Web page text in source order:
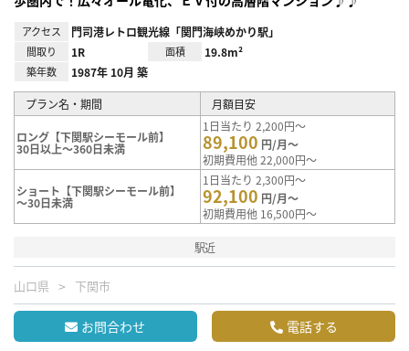
アクセス 門司港レトロ観光線「関門海峡めかり駅」
間取り 1R 面積 19.8m²
築年数 1987年 10月 築
プラン名・期間 月額目安
ロング【下関駅シーモール前】
30日以上～360日未満
1日当たり 2,200円～
89,100 円/月～
初期費用他 22,000円～
ショート【下関駅シーモール前】
～30日未満
1日当たり 2,300円～
92,100 円/月～
初期費用他 16,500円～
駅近
山口県 下関市
お問合わせ 電話する